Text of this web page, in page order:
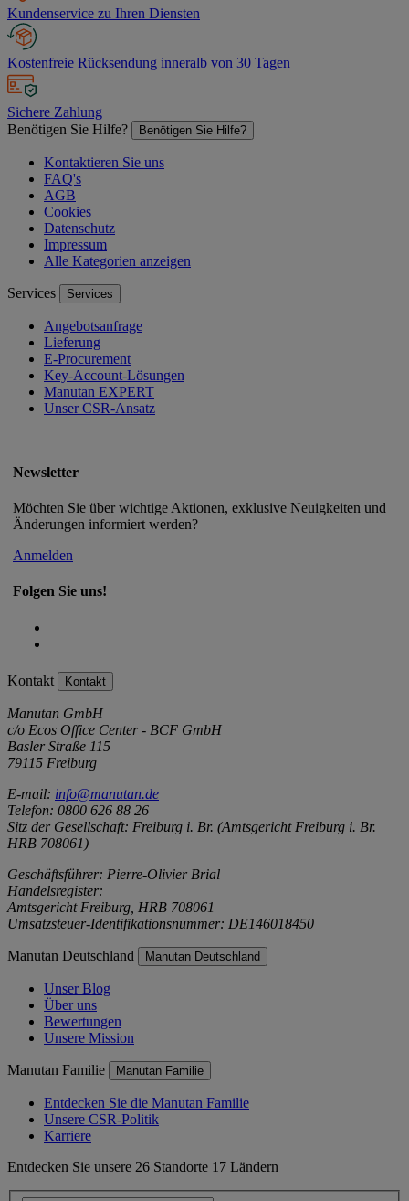
Kundenservice zu Ihren Diensten
Kostenfreie Rücksendung inneralb von 30 Tagen
Sichere Zahlung
Benötigen Sie Hilfe?
Benötigen Sie Hilfe?
Kontaktieren Sie uns
FAQ's
AGB
Cookies
Datenschutz
Impressum
Alle Kategorien anzeigen
Services Services
Angebotsanfrage
Lieferung
E-Procurement
Key-Account-Lösungen
Manutan EXPERT
Unser CSR-Ansatz
Newsletter
Möchten Sie über wichtige Aktionen, exklusive Neuigkeiten und
Änderungen informiert werden?
Anmelden
Folgen Sie uns!
Kontakt Kontakt
Manutan GmbH
c/o Ecos Office Center - BCF GmbH
Basler Straße 115
79115 Freiburg
E-mail: info@manutan.de
Telefon: 0800 626 88 26
Sitz der Gesellschaft: Freiburg i. Br. (Amtsgericht Freiburg i. Br.
HRB 708061)
Geschäftsführer: Pierre-Olivier Brial
Handelsregister:
Amtsgericht Freiburg, HRB 708061
Umsatzsteuer-Identifikationsnummer: DE146018450
Manutan Deutschland Manutan Deutschland
Unser Blog
Über uns
Bewertungen
Unsere Mission
Manutan Familie Manutan Familie
Entdecken Sie die Manutan Familie
Unsere CSR-Politik
Karriere
Entdecken Sie unsere 26 Standorte 17 Ländern